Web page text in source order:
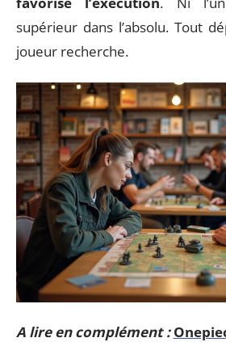
supérieur dans l’absolu. Tout
joueur recherche.
A lire en complément :